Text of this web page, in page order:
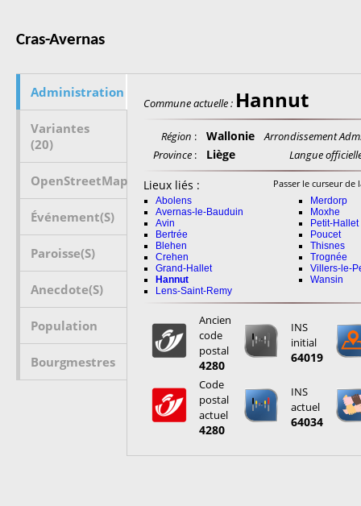
Cras-Avernas
Administration
Variantes
(20)
OpenStreetMap
Événement(s)
Paroisse(s)
Anecdote(s)
Population
Bourgmestres
Commune actuelle : Hannut
Région : Wallonie
Arrondissement
Province : Liège Langue
Lieux liés : Passer le curseur
Abolens
Avernas-le-Bauduin
Avin
Bertrée
Blehen
Crehen
Grand-Hallet
Hannut
Lens-Saint-Remy
Merdorp
Moxhe
Petit-Hallet
Poucet
Thisnes
Trognée
Villers-le-
Wansin
Ancien
code
postal
4280
INS
initial
64019
Code
postal
actuel
4280
INS
actuel
64034